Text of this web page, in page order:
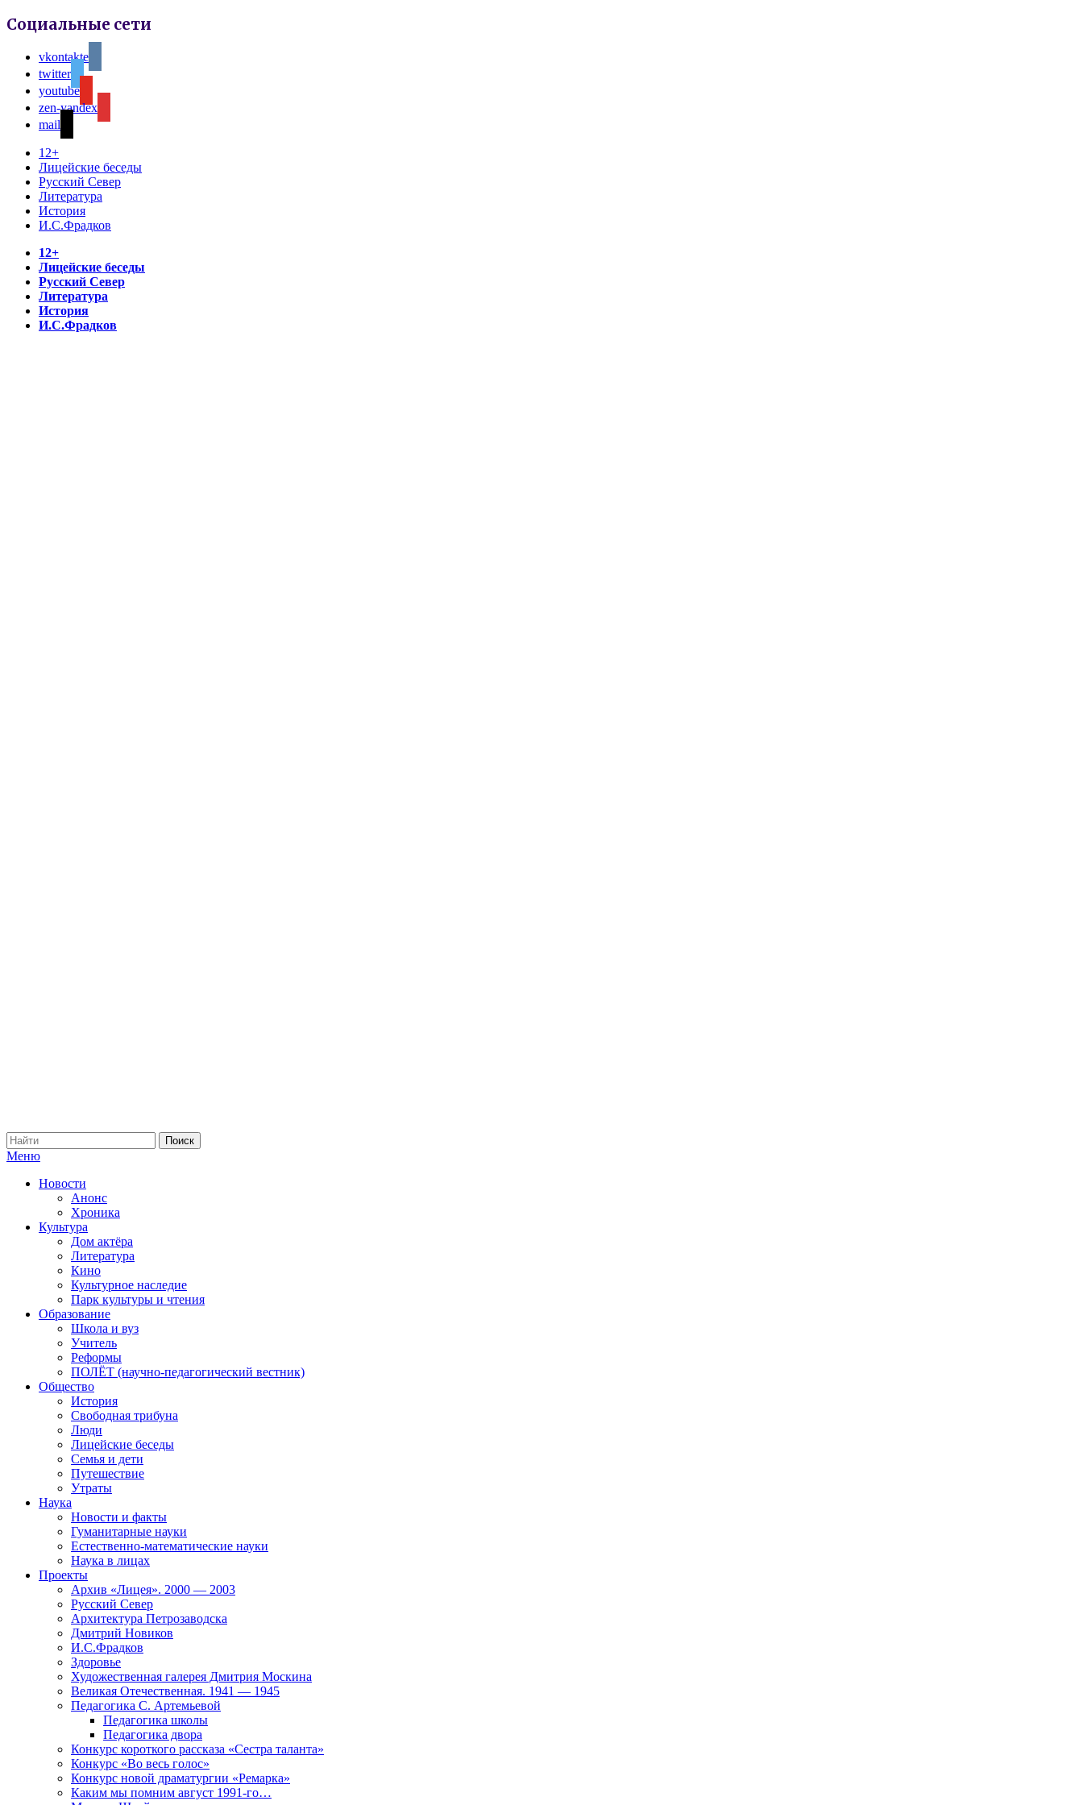
Социальные сети
vkontakte
twitter
youtube
zen-yandex
mail
12+
Лицейские беседы
Русский Север
Литература
История
И.С.Фрадков
12+
Лицейские беседы
Русский Север
Литература
История
И.С.Фрадков
Меню
Новости
Анонс
Хроника
Культура
Дом актёра
Литература
Кино
Культурное наследие
Парк культуры и чтения
Образование
Школа и вуз
Учитель
Реформы
ПОЛЁТ (научно-педагогический вестник)
Общество
История
Свободная трибуна
Люди
Лицейские беседы
Семья и дети
Путешествие
Утраты
Наука
Новости и факты
Гуманитарные науки
Естественно-математические науки
Наука в лицах
Проекты
Архив «Лицея». 2000 — 2003
Русский Север
Архитектура Петрозаводска
Дмитрий Новиков
И.С.Фрадков
Здоровье
Художественная галерея Дмитрия Москина
Великая Отечественная. 1941 — 1945
Педагогика С. Артемьевой
Педагогика школы
Педагогика двора
Конкурс короткого рассказа «Сестра таланта»
Конкурс «Во весь голос»
Конкурс новой драматургии «Ремарка»
Каким мы помним август 1991-го…